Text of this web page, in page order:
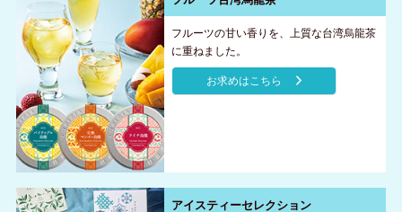
フルーツの甘い香りを、上質な台湾烏龍茶
に重ねました。
お求めはこちら
アイスティーセレクション